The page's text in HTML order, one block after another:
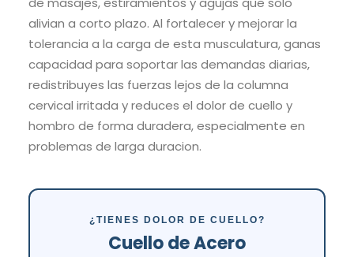
alivian a corto plazo. Al fortalecer y mejorar la
tolerancia a la carga de esta musculatura, ganas
capacidad para soportar las demandas diarias,
redistribuyes las fuerzas lejos de la columna
cervical irritada y reduces el dolor de cuello y
hombro de forma duradera, especialmente en
problemas de larga duracion.
¿TIENES DOLOR DE CUELLO?
Cuello de Acero